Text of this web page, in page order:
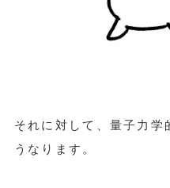
それに対して、量子力学
うなります。